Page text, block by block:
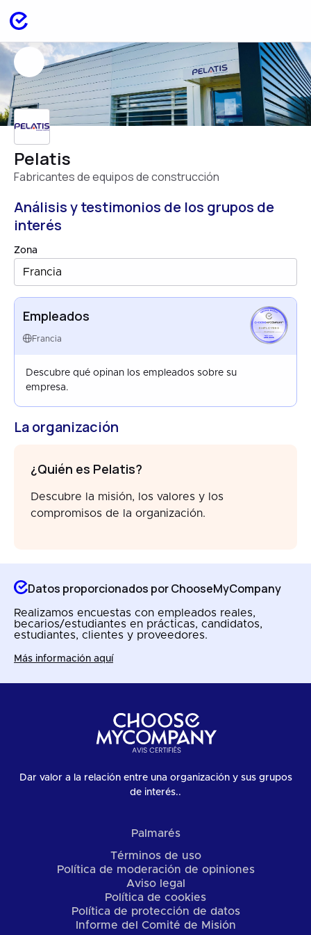
Pelatis
Fabricantes de equipos de construcción
Análisis y testimonios de los grupos de
interés
Zona
Francia
Empleados
Francia
EMPLOYEES
FRANCE
APR 2026
Descubre qué opinan los empleados sobre su
empresa.
La organización
¿Quién es Pelatis?
Descubre la misión, los valores y los
compromisos de la organización.
Datos proporcionados por ChooseMyCompany
Realizamos encuestas con empleados reales,
becarios/estudiantes en prácticas, candidatos,
estudiantes, clientes y proveedores.
Más información aquí
Dar valor a la relación entre una organización y sus grupos
de interés..
Palmarés
Términos de uso
Política de moderación de opiniones
Aviso legal
Política de cookies
Política de protección de datos
Informe del Comité de Misión